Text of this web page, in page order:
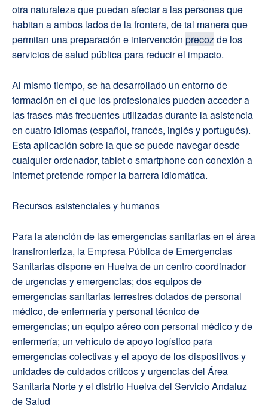
otra naturaleza que puedan afectar a las personas que
habitan a ambos lados de la frontera, de tal manera que
permitan una preparación e intervención precozde los
servicios de salud pública para reducir el impacto.
Al mismo tiempo, se ha desarrollado un entorno de
formación en el que los profesionales pueden acceder a
las frases más frecuentes utilizadas durante la asistencia
en cuatro idiomas (español, francés, inglés y portugués).
Esta aplicación sobre la que se puede navegar desde
cualquier ordenador, tablet o smartphone con conexión a
internet pretende romper la barrera idiomática.
Recursos asistenciales y humanos
Para la atención de las emergencias sanitarias en el área
transfronteriza, la Empresa Pública de Emergencias
Sanitarias dispone en Huelva de un centro coordinador
de urgencias y emergencias; dos equipos de
emergencias sanitarias terrestres dotados de personal
médico, de enfermería y personal técnico de
emergencias; un equipo aéreo con personal médico y de
enfermería; un vehículo de apoyo logístico para
emergencias colectivas y el apoyo de los dispositivos y
unidades de cuidados críticos y urgencias del Área
Sanitaria Norte y el distrito Huelva del Servicio Andaluz
de Salud